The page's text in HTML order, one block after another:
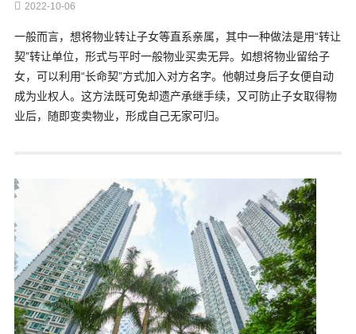
2022-10-06
一般而言，想将物业转让子女等直系亲属，其中一种做法是用“转让
契”转让单位，形式与平时一般物业买卖无异。如想将物业留给子
女，可以利用“长命契”方式加入对方名字。他朝过身后子女便自动
成为业权人。这方法既可免却遗产承继手续，又可防止子女取得物
业后，随即变卖物业，形成自己无家可归。